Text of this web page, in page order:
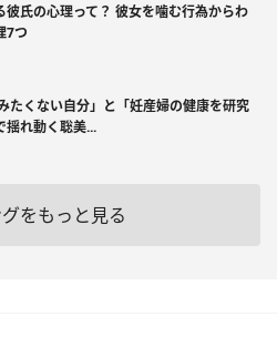
彼氏の心理って？ 彼女を噛む行為からわ
7つ
たくない自分」と「妊産婦の健康を研究
揺れ動く聡美...
をもっと見る